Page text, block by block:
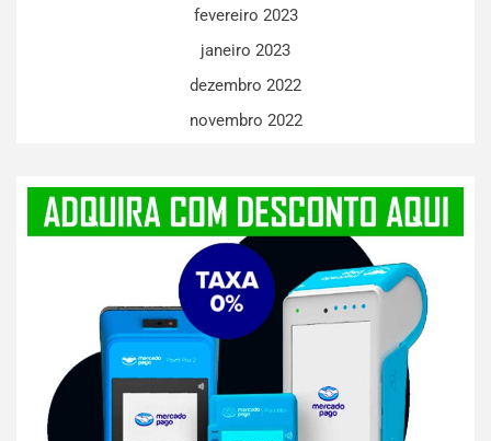
fevereiro 2023
janeiro 2023
dezembro 2022
novembro 2022